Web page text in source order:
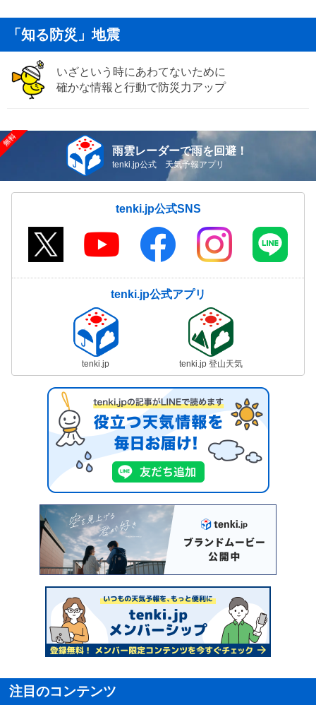
「知る防災」地震
いざという時にあわてないために
確かな情報と行動で防災力アップ
雨雲レーダーで雨を回避！
tenki.jp公式 天気予報アプリ
tenki.jp公式SNS
tenki.jp公式アプリ
tenki.jp tenki.jp 登山天気
注目のコンテンツ